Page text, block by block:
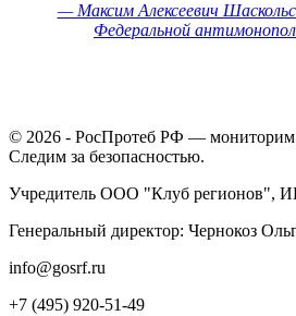
— Максим Алексеевич
Федеральной
© 2026 - РосПротеб РФ — мониторим
Следим за безопасностью.
Учредитель ООО "Клуб регионов",
Генеральный директор: Чернокоз
info@gosrf.ru
+7 (495) 920-51-49